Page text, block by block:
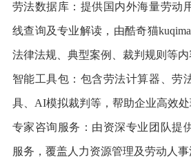
劳法数据库：提供国内外海量劳动
线查询及专业解读，由酷奇猫
法律法规、典型案例、裁判规则等内
智能工具包：包含劳法计算器、劳
具、AI模拟裁判等，帮助企业高效处
专家咨询服务：由资深专业团队提
服务，覆盖人力资源管理及劳动人事